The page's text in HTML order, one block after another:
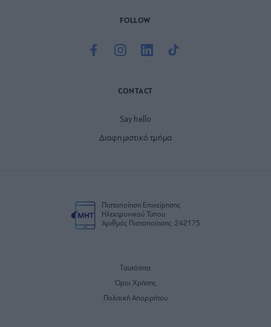
FOLLOW
CONTACT
Say hello
Διαφημιστικό τμήμα
Πιστοποίηση Επιχείρησης
Ηλεκτρονικού Τύπου
Αριθμός Πιστοποίησης: 242175
Ταυτότητα
Όροι Χρήσης
Πολιτική Απορρήτου